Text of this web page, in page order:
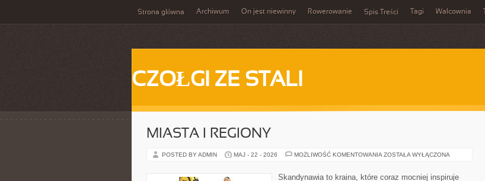
Strona główna Archiwum On jest niewinny Rowerowanie Spis Treści Tagi Walcownia
CZOŁGI ZE STALI
MIASTA I REGIONY
POSTED BY ADMIN MAJ - 22 - 2026 MOŻLIWOŚĆ KOMENTOWANIA MIASTA
ZOSTAŁA WYŁĄCZONA
Skandynawia to kraina, które coraz mocniej inspiruje